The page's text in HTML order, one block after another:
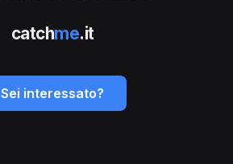
catchme.it
Sei interessato?